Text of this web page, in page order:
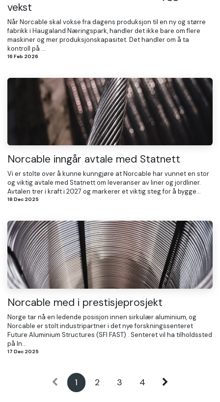
vekst
Når Norcable skal vokse fra dagens produksjon til en ny og større
fabrikk i Haugaland Næringspark, handler det ikke bare om flere
maskiner og mer produksjonskapasitet. Det handler om å ta
kontroll på ...
16 Feb 2026
Norcable inngår avtale med Statnett
Vi er stolte over å kunne kunngjøre at Norcable har vunnet en stor
og viktig avtale med Statnett om leveranser av liner og jordliner.
Avtalen trer i kraft i 2027 og markerer et viktig steg for å bygge...
18 Dec 2025
Norcable med i prestisjeprosjekt
Norge tar nå en ledende posisjon innen sirkulær aluminium, og
Norcable er stolt industripartner i det nye forskningssenteret
Future Aluminium Structures (SFI FAST) . Senteret vil ha tilholdssted
på In...
17 Dec 2025
1 2 3 4